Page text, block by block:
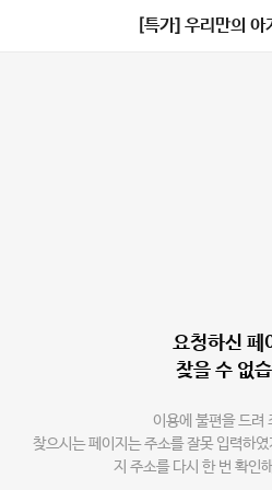
[특가] 우리만의 아
요청하신 페
찾을 수 없
이용에 불편을 드려
찾으시는 페이지는 주소를 잘못 입력하
지 주소를 다시 한 번 확인